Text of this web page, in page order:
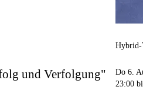
und Verfolgung"
Hybrid-
Do 6.
23:00